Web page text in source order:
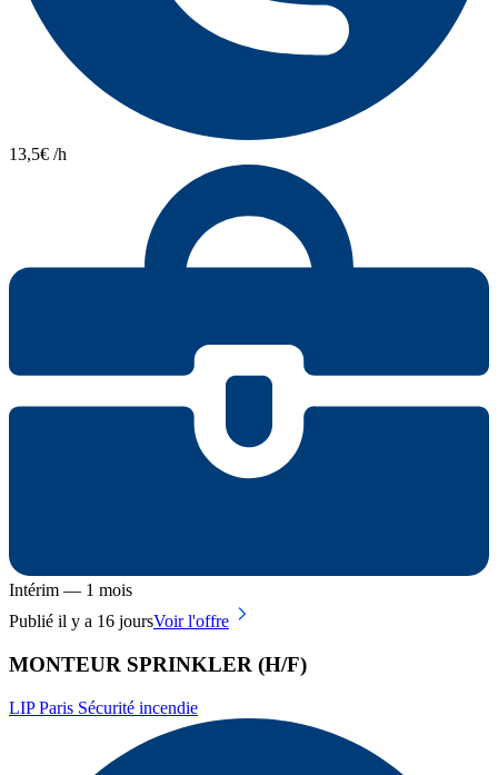
13,5€ /h
Intérim — 1 mois
Publié il y a 16 joursVoir l'offre
MONTEUR SPRINKLER (H/F)
LIP Paris Sécurité incendie